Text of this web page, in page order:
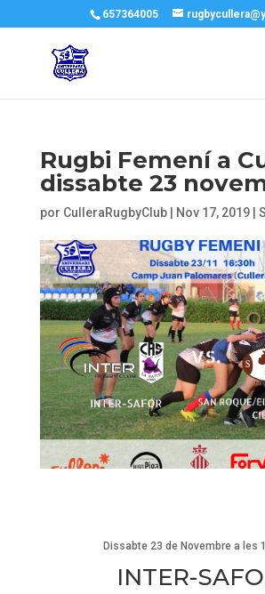
657364005
Rugbi Femení a
dissabte 23
por CulleraRugbyClub| Nov 17, 2019|
Dissabte 23 de Novembre a les
INTER-